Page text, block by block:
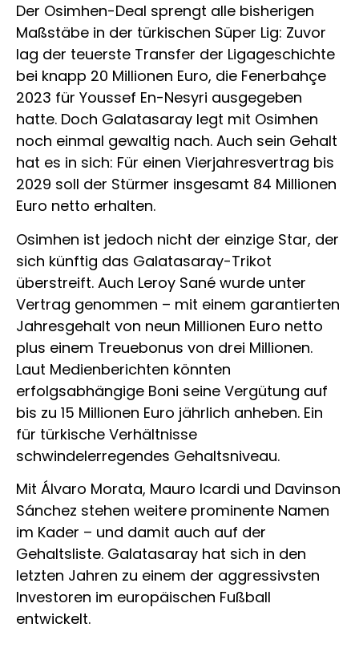
Der Osimhen-Deal sprengt alle bisherigen
Maßstäbe in der türkischen Süper Lig: Zuvor
lag der teuerste Transfer der Ligageschichte
bei knapp 20 Millionen Euro, die Fenerbahçe
2023 für Youssef En-Nesyri ausgegeben
hatte. Doch Galatasaray legt mit Osimhen
noch einmal gewaltig nach. Auch sein Gehalt
hat es in sich: Für einen Vierjahresvertrag bis
2029 soll der Stürmer insgesamt 84 Millionen
Euro netto erhalten.
Osimhen ist jedoch nicht der einzige Star, der
sich künftig das Galatasaray-Trikot
überstreift. Auch Leroy Sané wurde unter
Vertrag genommen – mit einem garantierten
Jahresgehalt von neun Millionen Euro netto
plus einem Treuebonus von drei Millionen.
Laut Medienberichten könnten
erfolgsabhängige Boni seine Vergütung auf
bis zu 15 Millionen Euro jährlich anheben. Ein
für türkische Verhältnisse
schwindelerregendes Gehaltsniveau.
Mit Álvaro Morata, Mauro Icardi und Davinson
Sánchez stehen weitere prominente Namen
im Kader – und damit auch auf der
Gehaltsliste. Galatasaray hat sich in den
letzten Jahren zu einem der aggressivsten
Investoren im europäischen Fußball
entwickelt.